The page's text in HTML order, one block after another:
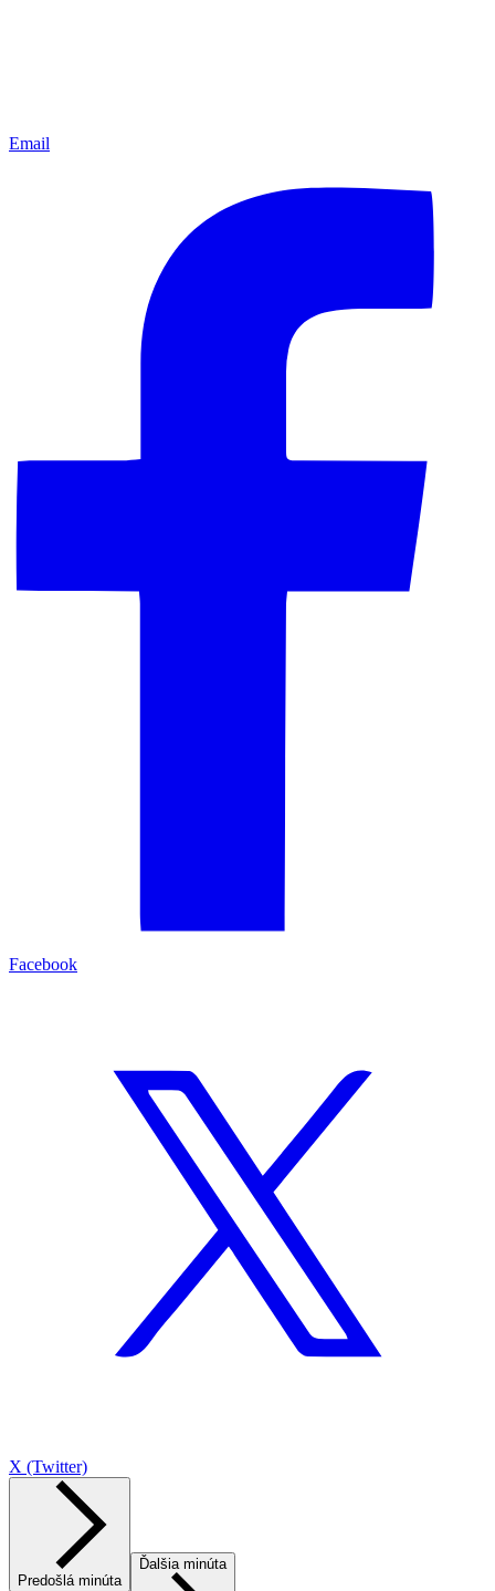
Email
Facebook
X (Twitter)
Predošlá minúta
Ďalšia minúta